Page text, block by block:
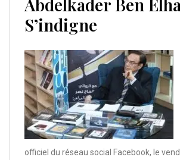
Abdelkader Ben
S’indigne
officiel du réseau social Facebook, le